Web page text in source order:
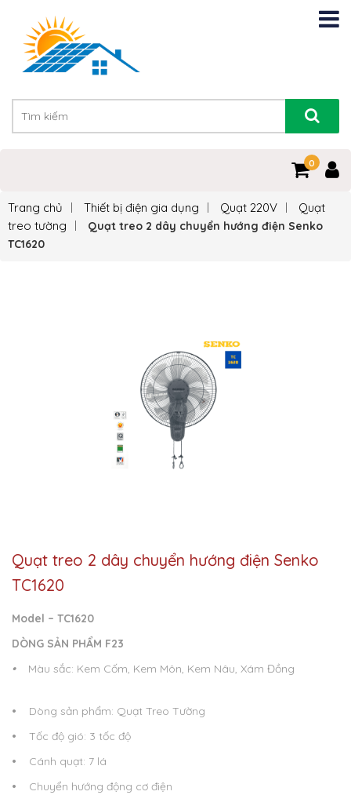
0
Trang chủ Thiết bị điện gia dụng Quạt 220V
Quạt
treo tường
Quạt treo 2 dây chuyển hướng điện Senko
TC1620
Quạt treo 2 dây chuyển hướng điện Senko
TC1620
Model – TC1620
DÒNG SẢN PHẨM F23
•
Màu sắc: Kem Cốm, Kem Môn, Kem Nâu, Xám Đồng
• Dòng sản phẩm: Quạt Treo Tường
• Tốc độ gió: 3 tốc độ
• Cánh quạt: 7 lá
• Chuyển hướng động cơ điện